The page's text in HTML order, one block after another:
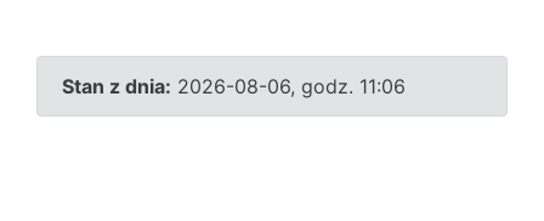
Stan z dnia: 2026-08-06, godz. 11:06